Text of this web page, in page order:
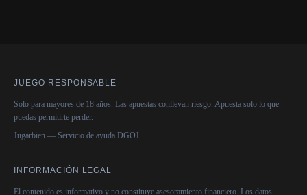
JUEGO RESPONSABLE
Solo para mayores de 18 años. Las apuestas conllevan riesgo. Apuesta solo lo que
puedas permitirte perder.
Jugarbien — Servicio de ayuda DGOJ
INFORMACIÓN LEGAL
El contenido es informativo y no constituye asesoramiento financiero. Los datos